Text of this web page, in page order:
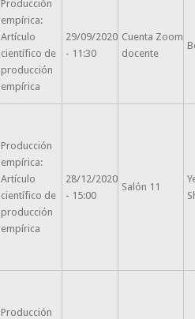
Producción
empírica:
Artículo
científico de
producción
empírica
29/09/2020
- 11:30
Cuenta Zoom
docente
Producción
empírica:
Artículo
científico de
producción
empírica
28/12/2020
- 15:00
Salón 11
Producción